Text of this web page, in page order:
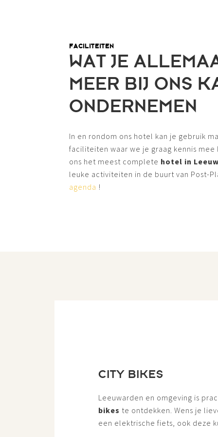
FACILITEITEN
WAT JE
MEER BIJ ONS
ONDERNEMEN
In en rondom ons hotel kan je gebruik
faciliteiten waar we je graag kennis mee
ons het meest complete hotel in
leuke activiteiten in de buurt van Post-
agenda !
CITY BIKES
Leeuwarden en omgeving is
bikes te ontdekken. Wens je
een elektrische fiets, ook deze